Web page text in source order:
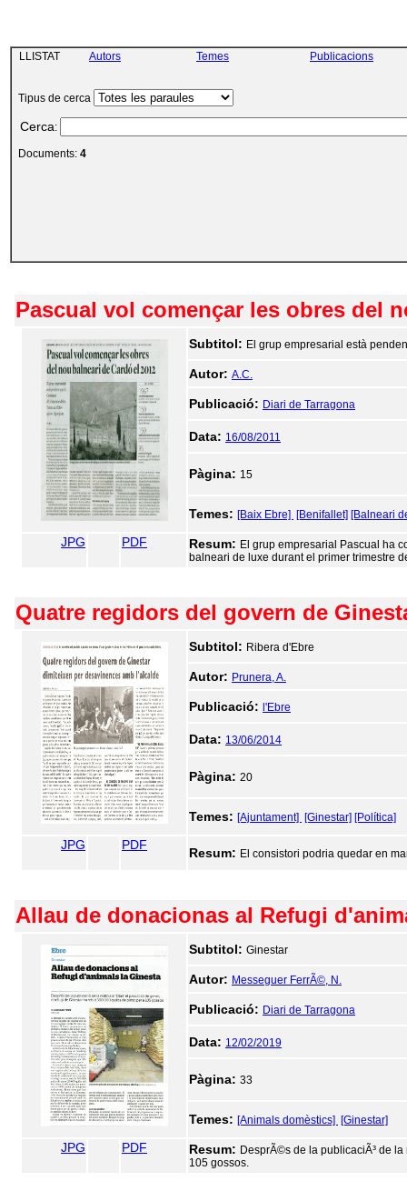
LLISTAT Autors Temes Publicacions
Tipus de cerca
Cerca:
Documents: 4
Pascual vol començar les obres del
Subtitol: El grup empresarial està
Autor: A.C.
Publicació: Diari de Tarragona
Data: 16/08/2011
Pàgina: 15
Temes: [Baix Ebre] [Benifallet] [Balneari
JPG PDF Resum: El grup empresarial Pascual ha
balneari de luxe durant el primer trimestre
Quatre regidors del govern de
Subtitol: Ribera d'Ebre
Autor: Prunera, A.
Publicació: l'Ebre
Data: 13/06/2014
Pàgina: 20
Temes: [Ajuntament] [Ginestar] [Política]
JPG PDF
Resum: El consistori podria quedar en
Allau de donacionas al Refugi
Subtitol: Ginestar
Autor: Messeguer FerrÃ©, N.
Publicació: Diari de Tarragona
Data: 12/02/2019
Pàgina: 33
Temes: [Animals domèstics] [Ginestar]
JPG PDF Resum: DesprÃ©s de la publicaciÃ³ de
105 gossos.